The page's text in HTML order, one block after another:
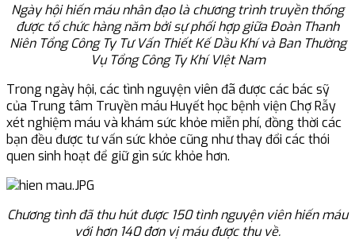
Ngày hội hiến máu nhân đạo là chương trình truyền thống
được tổ chức hàng năm bởi sự phối hợp giữa Đoàn Thanh
Niên Tổng Công Ty Tư Vấn Thiết Kế Dầu Khí và Ban Thường
Vụ Tổng Công Ty Khí VIệt Nam
Trong ngày hội, các tình nguyện viên đã được các bác sỹ
của Trung tâm Truyền máu Huyết học bệnh viện Chợ Rẫy
xét nghiệm máu và khám sức khỏe miễn phí, đồng thời các
bạn đều được tư vấn sức khỏe cũng như thay đổi các thói
quen sinh hoạt để giữ gìn sức khỏe hơn.
Chương tình đã thu hút được 150 tình nguyện viên hiến máu
với hơn 140 đơn vị máu được thu về.